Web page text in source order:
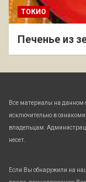
ТОКИО
Печенье из
Все материалы на данном
исключительно в
владельцам.
несет.
Если Вы обнаружили на